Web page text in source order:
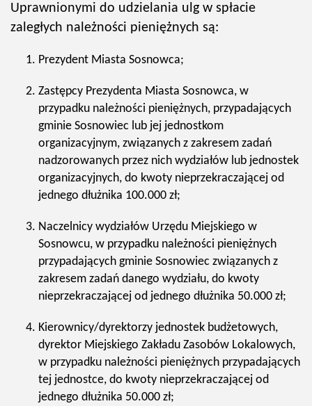
Uprawnionymi do udzielania ulg w spłacie
zaległych należności pieniężnych są:
Prezydent Miasta Sosnowca;
Zastępcy Prezydenta Miasta Sosnowca, w
przypadku należności pieniężnych, przypadających
gminie Sosnowiec lub jej jednostkom
organizacyjnym, związanych z zakresem zadań
nadzorowanych przez nich wydziałów lub jednostek
organizacyjnych, do kwoty nieprzekraczającej od
jednego dłużnika 100.000 zł;
Naczelnicy wydziałów Urzędu Miejskiego w
Sosnowcu, w przypadku należności pieniężnych
przypadających gminie Sosnowiec związanych z
zakresem zadań danego wydziału, do kwoty
nieprzekraczającej od jednego dłużnika 50.000 zł;
Kierownicy/dyrektorzy jednostek budżetowych,
dyrektor Miejskiego Zakładu Zasobów Lokalowych,
w przypadku należności pieniężnych przypadających
tej jednostce, do kwoty nieprzekraczającej od
jednego dłużnika 50.000 zł;